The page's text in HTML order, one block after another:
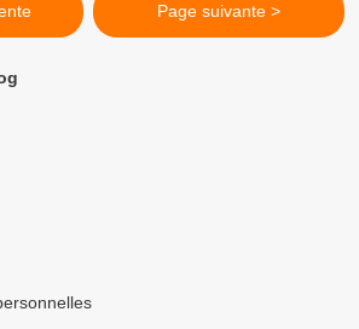
Page suivante >